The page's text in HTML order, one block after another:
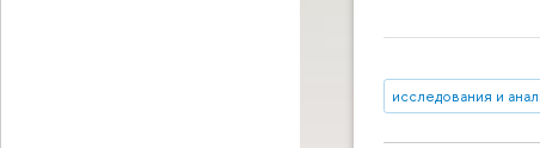
исследования и